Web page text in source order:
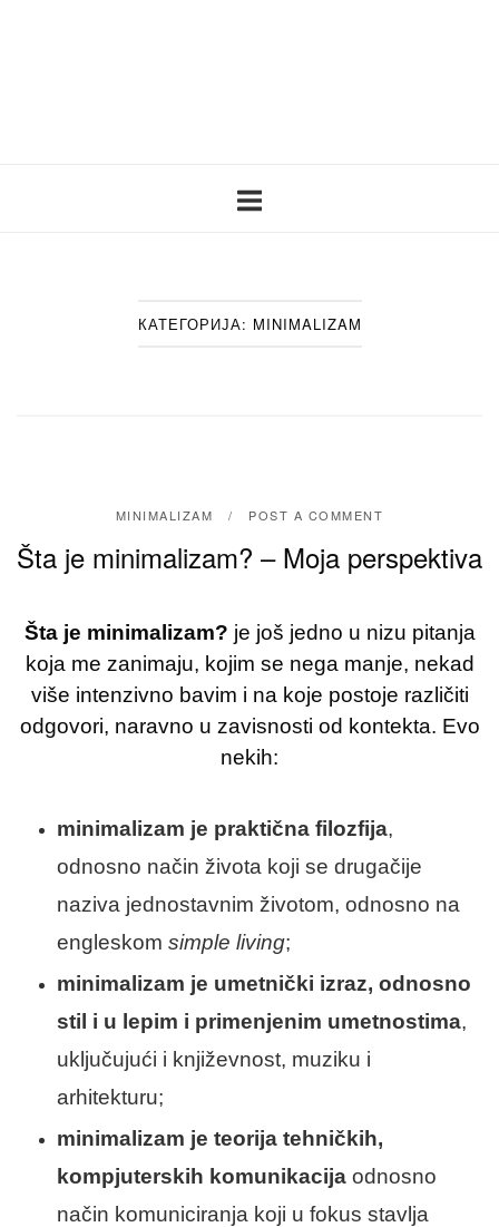
КАТЕГОРИЈА: MINIMALIZAM
MINIMALIZAM POST A COMMENT
Šta je minimalizam? – Moja perspektiva
Šta je minimalizam? je još jedno u nizu pitanja
koja me zanimaju, kojim se nega manje, nekad
više intenzivno bavim i na koje postoje različiti
odgovori, naravno u zavisnosti od kontekta. Evo
nekih:
minimalizam je praktična filozfija,
odnosno način života koji se drugačije
naziva jednostavnim životom, odnosno na
engleskom simple living;
minimalizam je umetnički izraz, odnosno
stil i u lepim i primenjenim umetnostima,
uključujući i književnost, muziku i
arhitekturu;
minimalizam je teorija tehničkih,
kompjuterskih komunikacija odnosno
način komuniciranja koji u fokus stavlja